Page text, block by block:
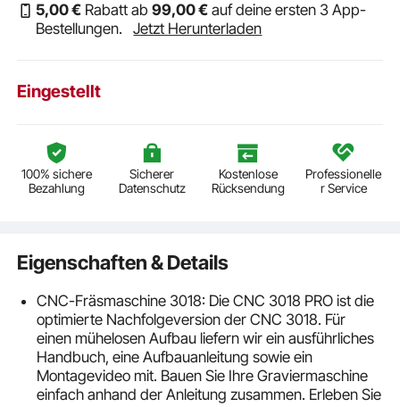
5,00€ Rabatt ab99,00€ auf deine ersten 3 App-
Bestellungen.
Jetzt Herunterladen
Eingestellt
100% sichere
Bezahlung
Sicherer
Datenschutz
Kostenlose
Rücksendung
Professionelle
r Service
Eigenschaften & Details
CNC-Fräsmaschine 3018: Die CNC 3018 PRO ist die
optimierte Nachfolgeversion der CNC 3018. Für
einen mühelosen Aufbau liefern wir ein ausführliches
Handbuch, eine Aufbauanleitung sowie ein
Montagevideo mit. Bauen Sie Ihre Graviermaschine
einfach anhand der Anleitung zusammen. Erleben Sie